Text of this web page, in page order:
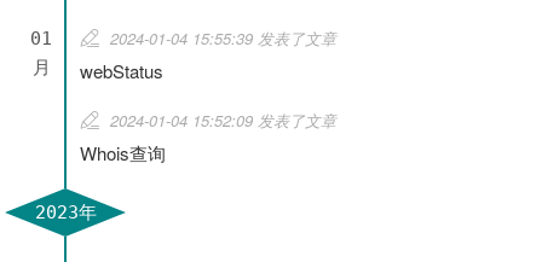
01
月
2024-01-04 15:55:39 发表了文章
webStatus
2024-01-04 15:52:09 发表了文章
Whois查询
2023年